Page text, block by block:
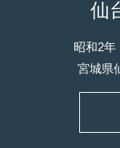
仙
昭和2年
宮城県